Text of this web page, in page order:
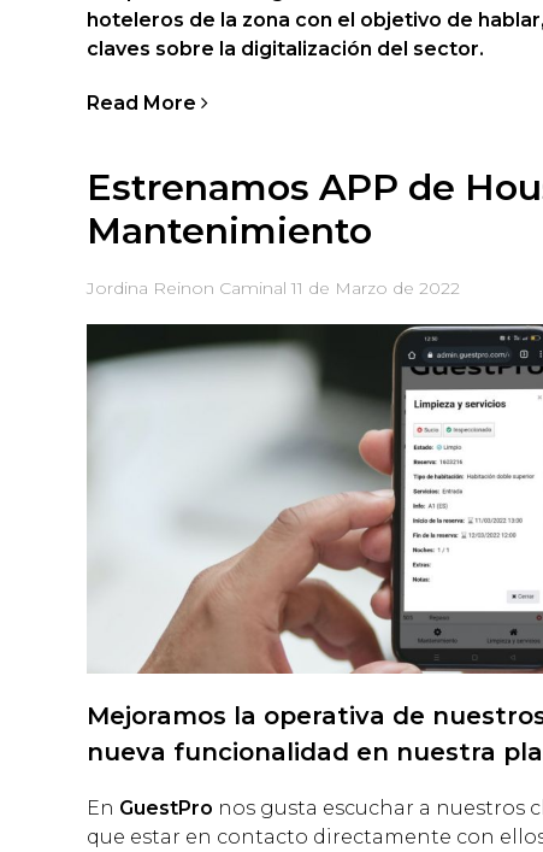
hoteleros de la zona con el objetivo de
claves sobre la digitalización del sector.
Read More
Estrenamos APP de
Mantenimiento
Jordina Reinon Caminal 11 de Marzo de 2022
Mejoramos la operativa de
nueva funcionalidad en nuestra
En GuestPro nos gusta escuchar a nuestros
que estar en contacto directamente con